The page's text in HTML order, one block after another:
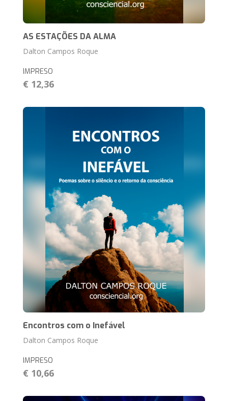
AS ESTAÇÕES DA ALMA
Dalton Campos Roque
IMPRESO
€ 12,36
Encontros com o Inefável
Dalton Campos Roque
IMPRESO
€ 10,66